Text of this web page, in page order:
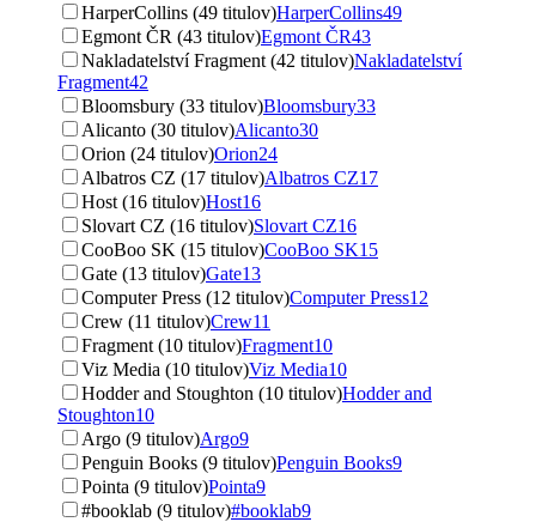
HarperCollins (49 titulov)HarperCollins49
Egmont ČR (43 titulov)Egmont ČR43
Nakladatelství Fragment (42 titulov)Nakladatelství
Fragment42
Bloomsbury (33 titulov)Bloomsbury33
Alicanto (30 titulov)Alicanto30
Orion (24 titulov)Orion24
Albatros CZ (17 titulov)Albatros CZ17
Host (16 titulov)Host16
Slovart CZ (16 titulov)Slovart CZ16
CooBoo SK (15 titulov)CooBoo SK15
Gate (13 titulov)Gate13
Computer Press (12 titulov)Computer Press12
Crew (11 titulov)Crew11
Fragment (10 titulov)Fragment10
Viz Media (10 titulov)Viz Media10
Hodder and Stoughton (10 titulov)Hodder and
Stoughton10
Argo (9 titulov)Argo9
Penguin Books (9 titulov)Penguin Books9
Pointa (9 titulov)Pointa9
#booklab (9 titulov)#booklab9